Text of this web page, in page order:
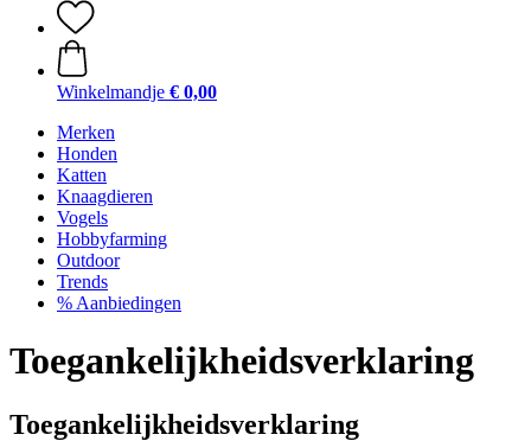
Winkelmandje € 0,00
Merken
Honden
Katten
Knaagdieren
Vogels
Hobbyfarming
Outdoor
Trends
% Aanbiedingen
Toegankelijkheidsverklaring
Toegankelijkheidsverklaring